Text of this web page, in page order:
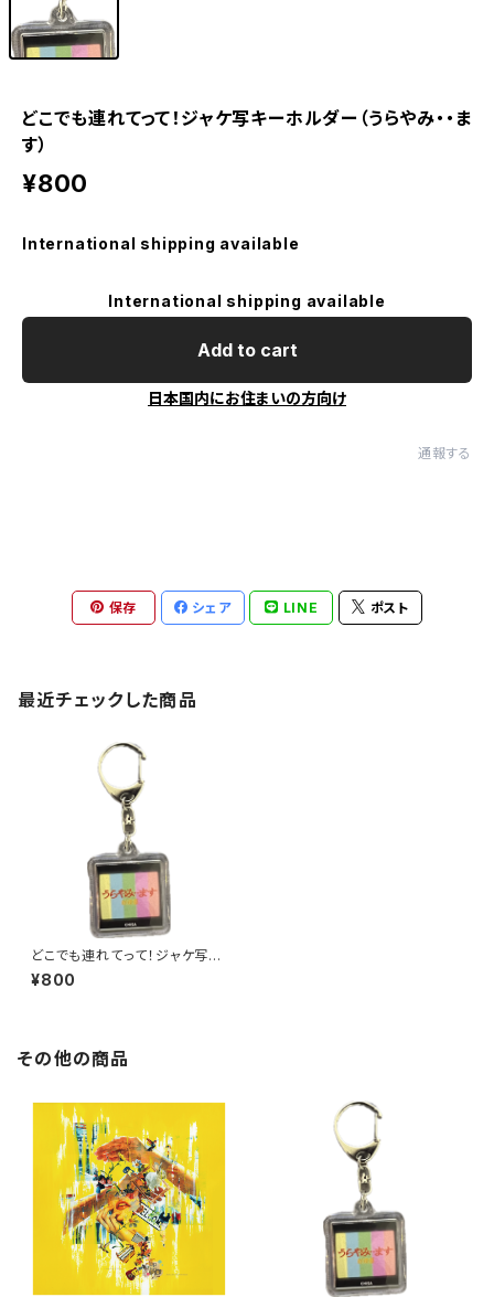
どこでも連れてって！ジャケ写キーホルダー（うらやみ・・ま
す）
¥800
International shipping available
International shipping available
Add to cart
日本国内にお住まいの方向け
通報する
保存 シェア LINE ポスト
最近チェックした商品
どこでも連れてって！ジャケ写キ
ーホルダー（うらやみ・・ます）
¥800
その他の商品